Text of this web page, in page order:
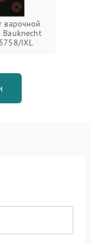
варочной
Bauknecht
IXL